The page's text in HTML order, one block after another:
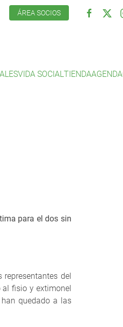
ÁREA SOCIOS
VIDA SOCIALTIENDAAGENDA
para el dos sin
del
al fisio y extimonel
quedado a las